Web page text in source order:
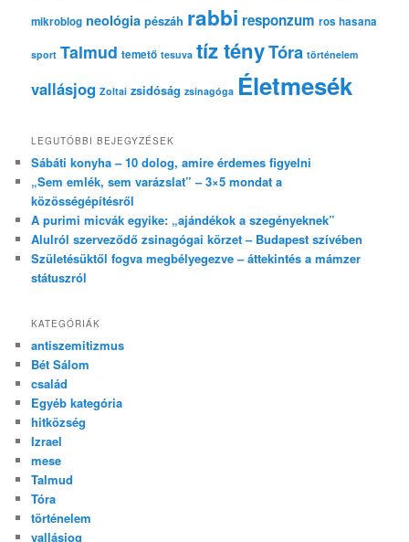
mikroblog neológia pészáh rabbi responzum ros hasana
sport Talmud temető tesuva tíz tényTóra történelem
vallásjog Zoltai zsidóság zsinagóga Életmesék
LEGUTÓBBI BEJEGYZÉSEK
Sábáti konyha – 10 dolog, amire érdemes figyelni
„Sem emlék, sem varázslat” – 3×5 mondat a
közösségépítésről
A purimi micvák egyike: „ajándékok a szegényeknek”
Alulról szerveződő zsinagógai körzet – Budapest szívében
Születésüktől fogva megbélyegezve – áttekintés a mámzer
státuszról
KATEGÓRIÁK
antiszemitizmus
Bét Sálom
család
Egyéb kategória
hitközség
Izrael
mese
Talmud
Tóra
történelem
vallásjog